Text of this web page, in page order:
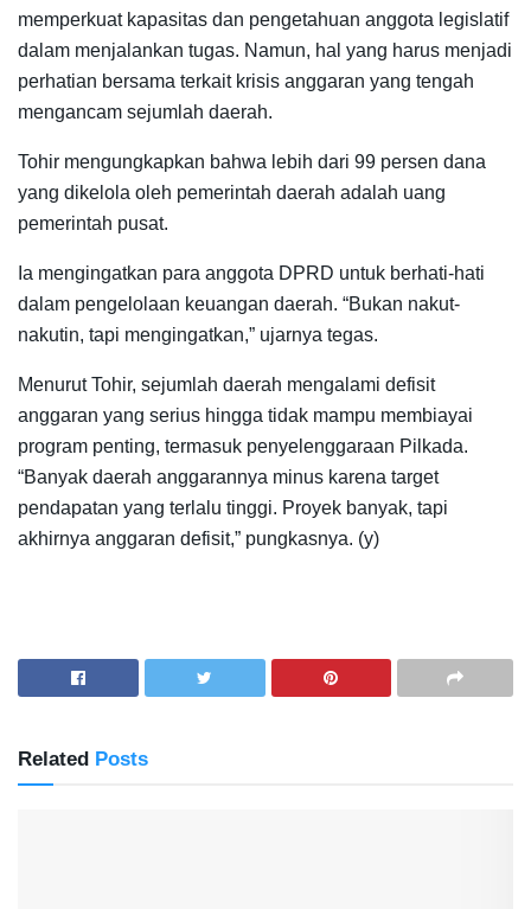
memperkuat kapasitas dan pengetahuan anggota legislatif
dalam menjalankan tugas. Namun, hal yang harus menjadi
perhatian bersama terkait krisis anggaran yang tengah
mengancam sejumlah daerah.
Tohir mengungkapkan bahwa lebih dari 99 persen dana
yang dikelola oleh pemerintah daerah adalah uang
pemerintah pusat.
Ia mengingatkan para anggota DPRD untuk berhati-hati
dalam pengelolaan keuangan daerah. “Bukan nakut-
nakutin, tapi mengingatkan,” ujarnya tegas.
Menurut Tohir, sejumlah daerah mengalami defisit
anggaran yang serius hingga tidak mampu membiayai
program penting, termasuk penyelenggaraan Pilkada.
“Banyak daerah anggarannya minus karena target
pendapatan yang terlalu tinggi. Proyek banyak, tapi
akhirnya anggaran defisit,” pungkasnya. (y)
Related Posts